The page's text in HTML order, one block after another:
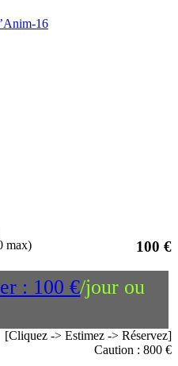
16
100 €
max)
: 100 €/jour ou
[Cliquez -> Estimez -> Réservez]
Caution : 800 €